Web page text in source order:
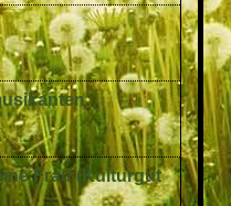
Frau (Kulturgut